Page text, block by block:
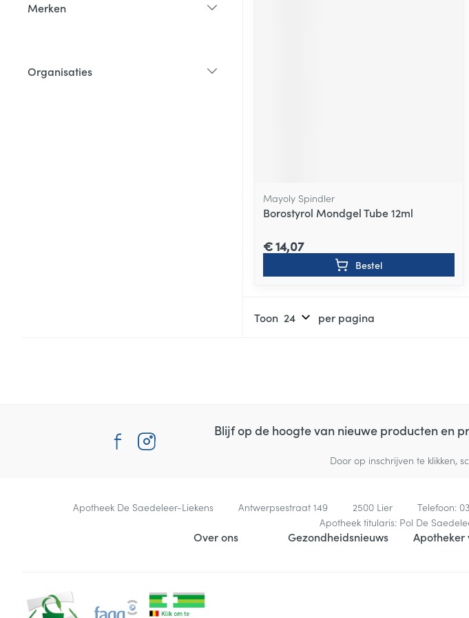
Merken
Organisaties
Mayoly Spindler
Borostyrol Mondgel Tube 12ml
€ 14,07
Bestel
Toon per pagina
Blijf op de hoogte van nieuwe producten en
Door op inschrijven te klikken,
Contacteer ons
Apotheek De Saedeleer-Liekens Antwerpsestraat 149 2500 Lier Telefoon:
Apotheek titularis: Pol De
Over ons Gezondheidsnieuws Apotheker